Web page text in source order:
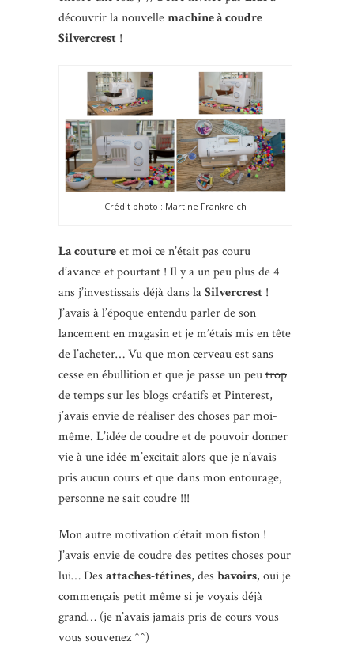
découvrir la nouvellemachine à coudre
Silvercrest !
Crédit photo : Martine Frankreich
La coutureet moi ce n’était pas couru
d’avance et pourtant ! Il y a un peu plus de 4
ans j’investissais déjà dans laSilvercrest !
J’avais à l’époque entendu parler de son
lancement en magasin et je m’étais mis en tête
de l’acheter… Vu que mon cerveau est sans
cesse en ébullition et que je passe un peutrop
de temps sur les blogs créatifs et Pinterest,
j’avais envie de réaliser des choses par moi-
même. L’idée de coudre et de pouvoir donner
vie à une idée m’excitait alors que je n’avais
pris aucun cours et que dans mon entourage,
personne ne sait coudre !!!
Mon autre motivation c’était mon fiston !
J’avais envie de coudre des petites choses pour
lui… Des attaches-tétines, des bavoirs, oui je
commençais petit même si je voyais déjà
grand… (je n’avais jamais pris de cours vous
vous souvenez ^^)